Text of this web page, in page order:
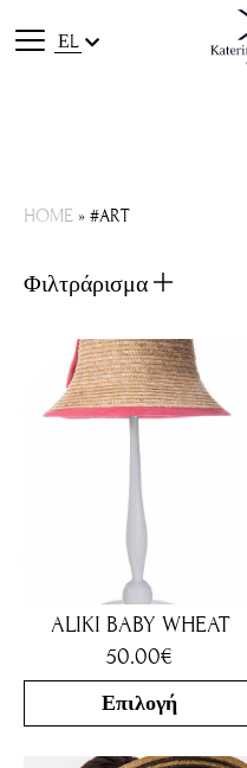
ΕL
HOME »#ART
Φιλτράρισμα
ALIKI BABY WHEAT
50.00€
Επιλογή